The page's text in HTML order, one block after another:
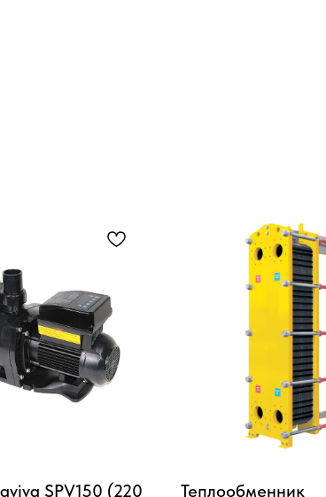
SPV150 (220 Теплообменник